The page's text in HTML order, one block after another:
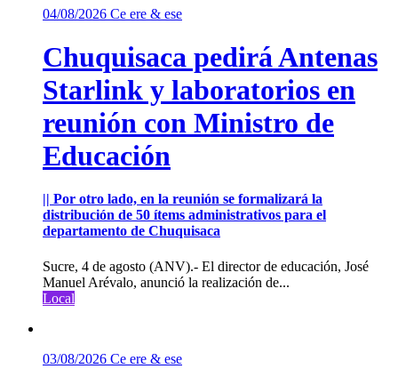
04/08/2026 Ce ere & ese
Chuquisaca pedirá Antenas
Starlink y laboratorios en
reunión con Ministro de
Educación
|| Por otro lado, en la reunión se formalizará la
distribución de 50 ítems administrativos para el
departamento de Chuquisaca
Sucre, 4 de agosto (ANV).- El director de educación, José
Manuel Arévalo, anunció la realización de...
Local
03/08/2026 Ce ere & ese